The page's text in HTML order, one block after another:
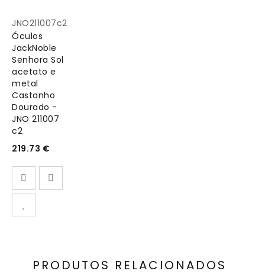
JNO211007c2
Óculos
JackNoble
Senhora Sol
acetato e
metal
Castanho
Dourado -
JNO 211007
c2
219.73 €
PRODUTOS RELACIONADOS